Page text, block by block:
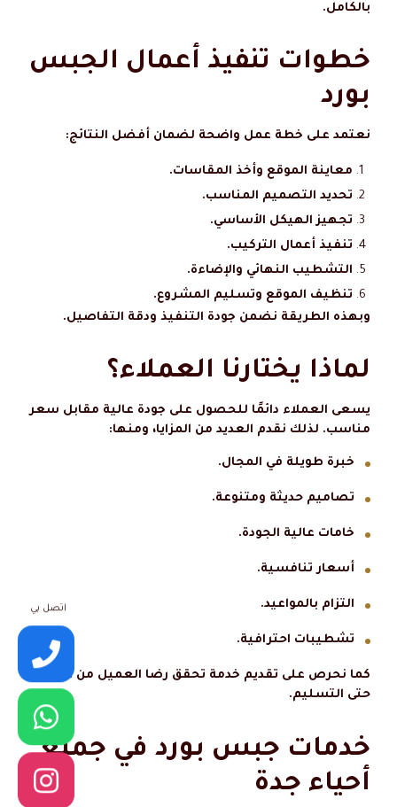
بالكامل.
خطوات تنفيذ أعمال الجبس
بورد
نعتمد على خطة عمل واضحة لضمان أفضل النتائج:
معاينة الموقع وأخذ المقاسات.
تحديد التصميم المناسب.
تجهيز الهيكل الأساسي.
تنفيذ أعمال التركيب.
التشطيب النهائي والإضاءة.
تنظيف الموقع وتسليم المشروع.
وبهذه الطريقة نضمن جودة التنفيذ ودقة التفاصيل.
لماذا يختارنا العملاء؟
يسعى العملاء دائمًا للحصول على جودة عالية مقابل سعر
مناسب. لذلك نقدم العديد من المزايا، ومنها:
خبرة طويلة في المجال.
تصاميم حديثة ومتنوعة.
خامات عالية الجودة.
أسعار تنافسية.
التزام بالمواعيد.
تشطيبات احترافية.
كما نحرص على تقديم خدمة تحقق رضا العميل من البداية
حتى التسليم.
خدمات جبس بورد في جميع
أحياء جدة
اتصل بي